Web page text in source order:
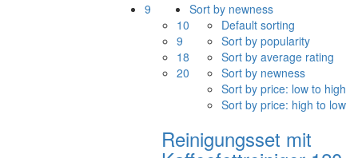
Sort by newness
Default sorting
Sort by popularity
Sort by average rating
Sort by newness
Sort by price: low to high
Sort by price: high to low
9
10
9
18
20
Reinigungsset mit